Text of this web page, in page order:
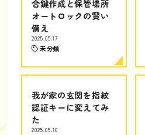
合鍵作成と保管場所
オートロックの賢い
備え
2025.05.17
未分類
我が家の玄関を指紋
認証キーに変えてみ
た
2025.05.16